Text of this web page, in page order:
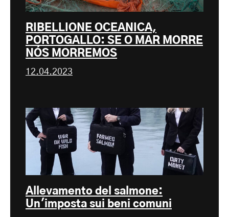
RIBELLIONE OCEANICA,
PORTOGALLO: SE O MAR MORRE
NÓS MORREMOS
12.04.2023
Allevamento del salmone:
Un'imposta sui beni comuni